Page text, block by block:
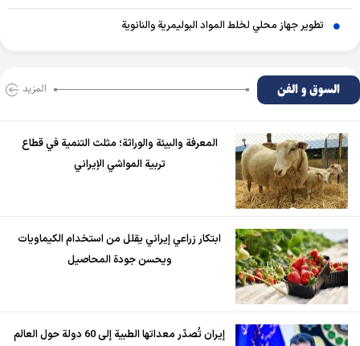
تطوير جهاز محلي لخلط المواد البوليمرية والنانوية
السوق و الفن المزید
المعرفة والبيئة والوراثة؛ مثلث التنمية في قطاع
تربية المواشي الإيراني
ابتكار زراعي إيراني يقلل من استخدام الكيماويات
ويحسن جودة المحاصيل
إيران تُصدّر معداتها الطبية إلى 60 دولة حول العالم